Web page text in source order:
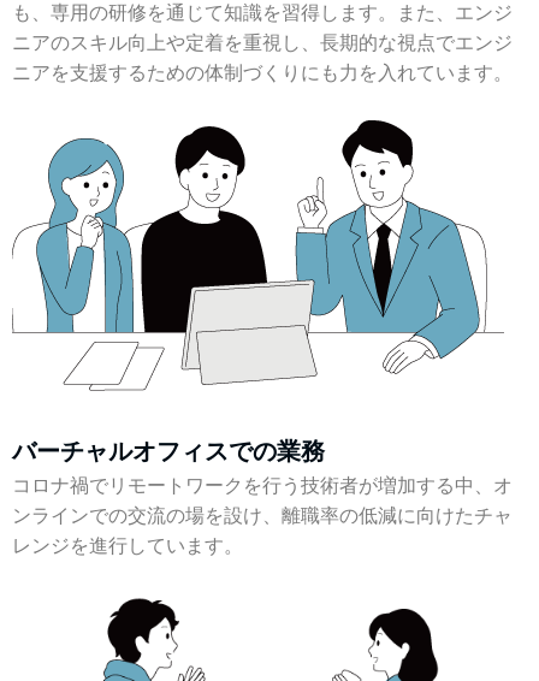
も、専用の研修を通じて知識を習得します。また、エンジ
ニアのスキル向上や定着を重視し、長期的な視点でエンジ
ニアを支援するための体制づくりにも力を入れています。
バーチャルオフィスでの業務
コロナ禍でリモートワークを行う技術者が増加する中、オ
ンラインでの交流の場を設け、離職率の低減に向けたチャ
レンジを進行しています。